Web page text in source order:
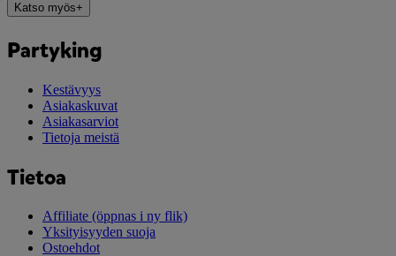
Katso myös+
Partyking
Kestävyys
Asiakaskuvat
Asiakasarviot
Tietoja meistä
Tietoa
Affiliate (öppnas i ny flik)
Yksityisyyden suoja
Ostoehdot